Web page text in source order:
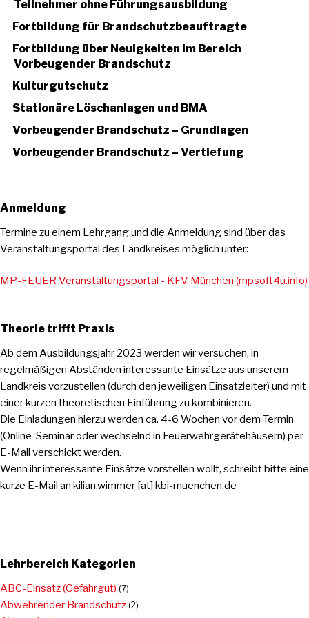
Teilnehmer ohne Führungsausbildung
Fortbildung für Brandschutzbeauftragte
Fortbildung über Neuigkeiten im Bereich
Vorbeugender Brandschutz
Kulturgutschutz
Stationäre Löschanlagen und BMA
Vorbeugender Brandschutz – Grundlagen
Vorbeugender Brandschutz – Vertiefung
Anmeldung
Termine zu einem Lehrgang und die Anmeldung sind über das
Veranstaltungsportal des Landkreises möglich unter:
MP-FEUER Veranstaltungsportal - KFV München (mpsoft4u.info)
Theorie trifft Praxis
Ab dem Ausbildungsjahr 2023 werden wir versuchen, in
regelmäßigen Abständen interessante Einsätze aus unserem
Landkreis vorzustellen (durch den jeweiligen Einsatzleiter) und mit
einer kurzen theoretischen Einführung zu kombinieren.
Die Einladungen hierzu werden ca. 4-6 Wochen vor dem Termin
(Online-Seminar oder wechselnd in Feuerwehrgerätehäusern) per
E-Mail verschickt werden.
Wenn ihr interessante Einsätze vorstellen wollt, schreibt bitte eine
kurze E-Mail an kilian.wimmer [at] kbi-muenchen.de
Lehrbereich Kategorien
ABC-Einsatz (Gefahrgut) (7)
Abwehrender Brandschutz (2)